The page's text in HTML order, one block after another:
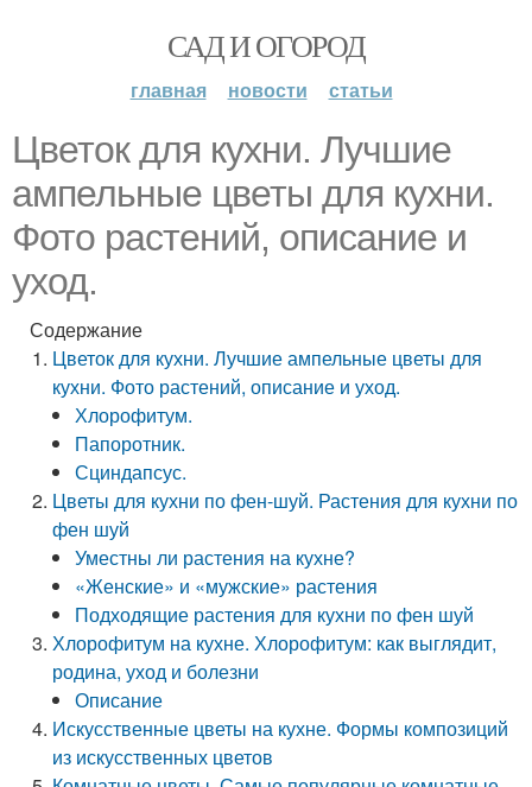
САД И ОГОРОД
главная новости статьи
Цветок для кухни. Лучшие
ампельные цветы для кухни.
Фото растений, описание и
уход.
Содержание
Цветок для кухни. Лучшие ампельные цветы для
кухни. Фото растений, описание и уход.
Хлорофитум.
Папоротник.
Сциндапсус.
Цветы для кухни по фен-шуй. Растения для кухни по
фен шуй
Уместны ли растения на кухне?
«Женские» и «мужские» растения
Подходящие растения для кухни по фен шуй
Хлорофитум на кухне. Хлорофитум: как выглядит,
родина, уход и болезни
Описание
Искусственные цветы на кухне. Формы композиций
из искусственных цветов